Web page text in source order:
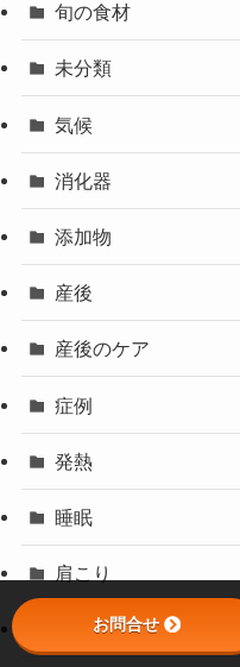
旬の食材
未分類
気候
消化器
添加物
産後
産後のケア
症例
発熱
睡眠
肩こり
腰椎椎間板ヘルニア
お問合せ